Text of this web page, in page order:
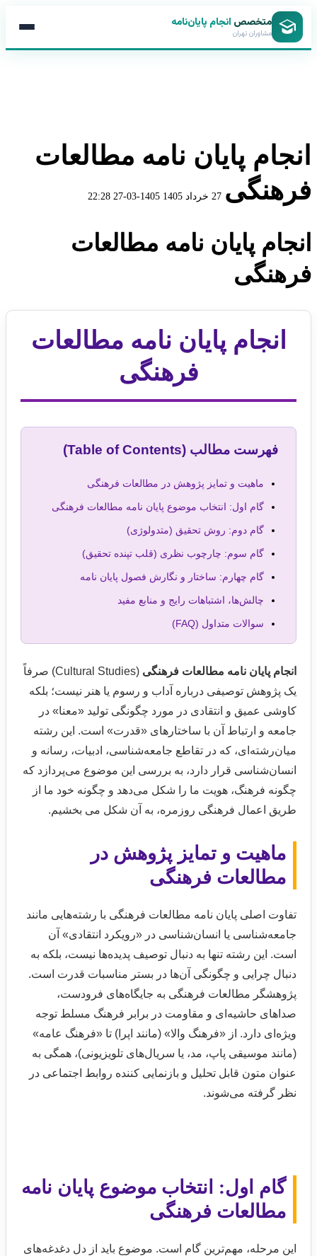
متخصص انجام پایان‌نامه
مشاوران تهران
انجام پایان نامه مطالعات
فرهنگی 27 خرداد 1405 1405-03-27 22:28
انجام پایان نامه مطالعات
فرهنگی
انجام پایان نامه مطالعات
فرهنگی
فهرست مطالب (Table of Contents)
ماهیت و تمایز پژوهش در مطالعات فرهنگی
گام اول: انتخاب موضوع پایان نامه مطالعات فرهنگی
گام دوم: روش تحقیق (متدولوژی)
گام سوم: چارچوب نظری (قلب تپنده تحقیق)
گام چهارم: ساختار و نگارش فصول پایان نامه
چالش‌ها، اشتباهات رایج و منابع مفید
سوالات متداول (FAQ)
انجام پایان نامه مطالعات فرهنگی
(Cultural Studies) صرفاً
یک پژوهش توصیفی درباره آداب و رسوم یا هنر نیست؛ بلکه
کاوشی عمیق و انتقادی در مورد چگونگی تولید «معنا» در
جامعه و ارتباط آن با ساختارهای «قدرت» است. این رشته
میان‌رشته‌ای، که در تقاطع جامعه‌شناسی، ادبیات، رسانه و
انسان‌شناسی قرار دارد، به بررسی این موضوع می‌پردازد که
چگونه فرهنگ، هویت ما را شکل می‌دهد و چگونه خود ما از
طریق اعمال فرهنگی روزمره، به آن شکل می‌ بخشیم.
ماهیت و تمایز پژوهش در
مطالعات فرهنگی
تفاوت اصلی پایان نامه مطالعات فرهنگی با رشته‌هایی مانند
جامعه‌شناسی یا انسان‌شناسی در «رویکرد انتقادی» آن
است. این رشته تنها به دنبال توصیف پدیده‌ها نیست، بلکه به
دنبال چرایی و چگونگی آن‌ها در بستر مناسبات قدرت است.
پژوهشگر مطالعات فرهنگی به جایگاه‌های فرودست،
صداهای حاشیه‌ای و مقاومت در برابر فرهنگ مسلط توجه
ویژه‌ای دارد. از «فرهنگ والا» (مانند اپرا) تا «فرهنگ عامه»
(مانند موسیقی پاپ، مد، یا سریال‌های تلویزیونی)، همگی به
عنوان متون قابل تحلیل و بازنمایی کننده روابط اجتماعی در
نظر گرفته می‌شوند.
گام اول: انتخاب موضوع پایان نامه
مطالعات فرهنگی
این مرحله، مهم‌ترین گام است. موضوع باید از دل دغدغه‌های